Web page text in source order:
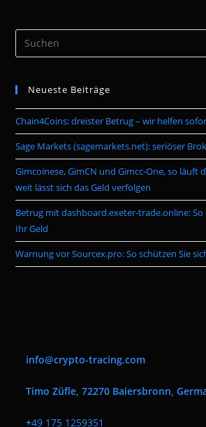
Neueste Beiträge
Chain4Coins: dreister Betrug – wir helfen
Sage Markets (sagemarkets.net): seriöser
Gimcoinese, GimCN und Gimcc-One, so läuft
weit lässt sich das Geld verfolgen
Betrug mit dashboard.exeter-trade.online: So
Ihr Geld
Warnung vor Sourcex.pro: So schützen Sie
info@crypto-tracing.com
Timo Züfle, 72270 Baiersbronn,
+49 175 1259351